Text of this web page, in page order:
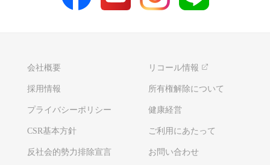
会社概要 リコール情報
採用情報 所有権解除について
プライバシーポリシー 健康経営
CSR基本方針 ご利用にあたって
反社会的勢力排除宣言 お問い合わせ